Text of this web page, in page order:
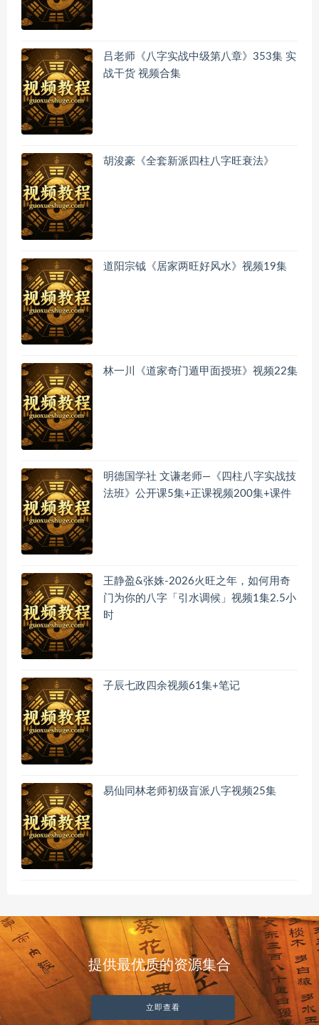
吕老师《八字实战中级第八章》353集 实
战干货 视频合集
胡浚豪《全套新派四柱八字旺衰法》
道阳宗钺《居家两旺好风水》视频19集
林一川《道家奇门遁甲面授班》视频22集
明德国学社 文谦老师—《四柱八字实战技
法班》公开课5集+正课视频200集+课件
王静盈&张姝-2026火旺之年，如何用奇
门为你的八字「引水调候」视频1集2.5小
时
子辰七政四余视频61集+笔记
易仙同林老师初级盲派八字视频25集
提供最优质的资源集合
立即查看